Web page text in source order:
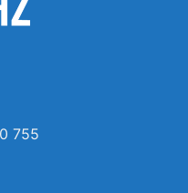
chức năng sẽ tự
gây nguy hiểm
thúc
theo ý muốn, tính
755